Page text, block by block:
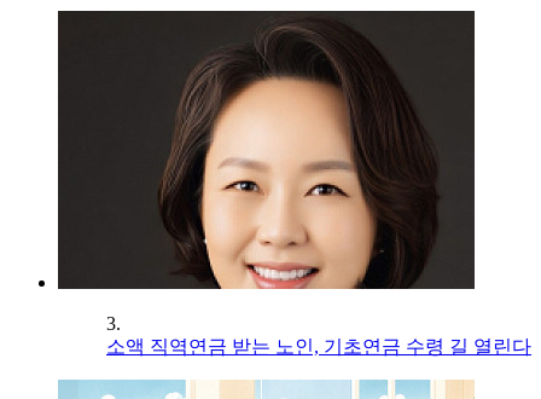
3.
소액 직역연금 받는 노인, 기초연금 수령 길 열린다